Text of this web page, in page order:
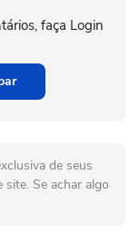
faça Login
de seus
Se achar algo